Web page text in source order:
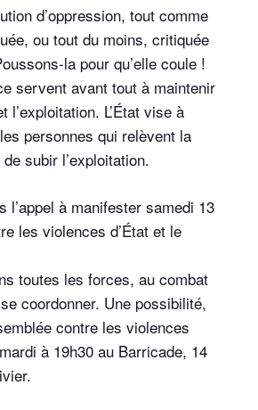
d’oppression, tout comme
ou tout du moins, critiquée
la pour qu’elle coule !
servent avant tout à maintenir
l’exploitation. L’État vise à
personnes qui relèvent la
subir l’exploitation.
l’appel à manifester samedi 13
les violences d’État et le
toutes les forces, au combat
coordonner. Une possibilité,
contre les violences
à 19h30 au Barricade, 14